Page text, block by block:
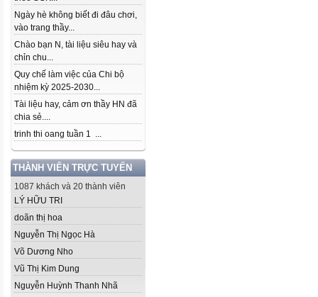
Ngày hè không biết đi đâu chơi,
vào trang thầy...
Chào bạn N, tài liệu siêu hay và
chỉn chu...
Quy chế làm việc của Chi bộ
nhiệm kỳ 2025-2030...
Tài liệu hay, cảm ơn thầy HN đã
chia sẻ....
trinh thi oang tuần 1 ...
THÀNH VIÊN TRỰC TUYẾN
1087 khách và 20 thành viên
LÝ HỮU TRI
doãn thị hoa
Nguyễn Thị Ngọc Hà
Võ Dương Nho
Vũ Thị Kim Dung
Nguyễn Huỳnh Thanh Nhã